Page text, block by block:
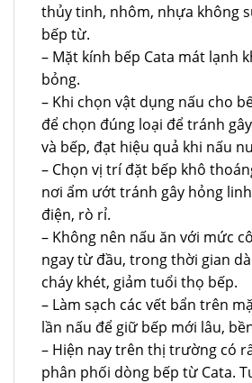
thủy tinh, nhôm, nhựa không
bếp từ.
– Mặt kính bếp Cata mát lạnh
bỏng.
– Khi chọn vật dụng nấu cho
để chọn đúng loại để tránh
và bếp, đạt hiệu quả khi nấu
– Chọn vị trí đặt bếp khô
nơi ẩm ướt tránh gây hỏng
điện, rò rỉ.
– Không nên nấu ăn với mức
ngay từ đầu, trong thời gian
cháy khét, giảm tuổi thọ bếp.
– Làm sạch các vết bẩn trên
lần nấu để giữ bếp mới lâu,
– Hiện nay trên thị trường có
phân phối dòng bếp từ Cata.